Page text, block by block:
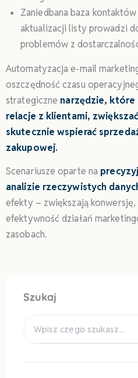
Zaniedbana baza
aktualizacji listy prowadzi
problemów z
Automatyzacja e-mail
oszczędność czasu
strategiczne narzędzie, które
relacje z klientami,
skutecznie wspierać
zakupowej.
Scenariusze oparte na
analizie rzeczywistych
efekty – zwiększają
efektywność działań
zasobach.
Szukaj